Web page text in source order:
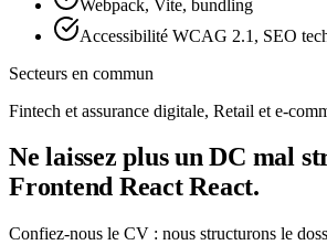
Webpack, Vite, bundling
Accessibilité WCAG 2.1, SEO
Secteurs en commun
Fintech et assurance digitale, Retail et e-
Ne laissez plus un DC mal
Frontend React React.
Confiez-nous le CV : nous structurons le